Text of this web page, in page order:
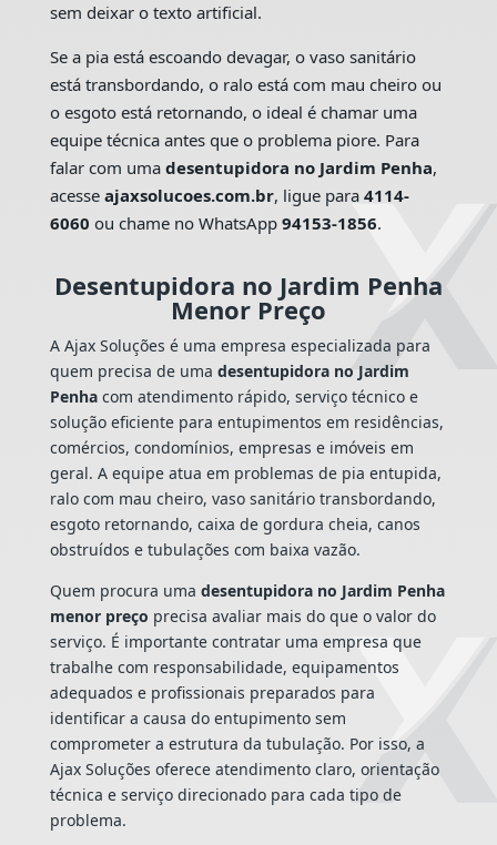
sem deixar o texto artificial.
Se a pia está escoando devagar, o vaso sanitário
está transbordando, o ralo está com mau cheiro ou
o esgoto está retornando, o ideal é chamar uma
equipe técnica antes que o problema piore. Para
falar com uma desentupidora no Jardim Penha,
acesse ajaxsolucoes.com.br, ligue para 4114-
6060 ou chame no WhatsApp 94153-1856.
Desentupidora no Jardim Penha
Menor Preço
A Ajax Soluções é uma empresa especializada para
quem precisa de uma desentupidora no Jardim
Penhacom atendimento rápido, serviço técnico e
solução eficiente para entupimentos em residências,
comércios, condomínios, empresas e imóveis em
geral. A equipe atua em problemas de pia entupida,
ralo com mau cheiro, vaso sanitário transbordando,
esgoto retornando, caixa de gordura cheia, canos
obstruídos e tubulações com baixa vazão.
Quem procura uma desentupidora no Jardim Penha
menor preço precisa avaliar mais do que o valor do
serviço. É importante contratar uma empresa que
trabalhe com responsabilidade, equipamentos
adequados e profissionais preparados para
identificar a causa do entupimento sem
comprometer a estrutura da tubulação. Por isso, a
Ajax Soluções oferece atendimento claro, orientação
técnica e serviço direcionado para cada tipo de
problema.